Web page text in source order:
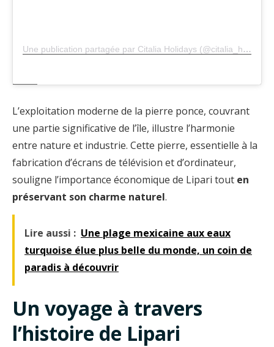
Une publication partagée par Citalia Holidays (@citalia_holidays)
L’exploitation moderne de la pierre ponce, couvrant
une partie significative de l’île, illustre l’harmonie
entre nature et industrie. Cette pierre, essentielle à la
fabrication d’écrans de télévision et d’ordinateur,
souligne l’importance économique de Lipari tout en
préservant son charme naturel.
Lire aussi : Une plage mexicaine aux eaux
turquoise élue plus belle du monde, un coin de
paradis à découvrir
Un voyage à travers
l’histoire de Lipari